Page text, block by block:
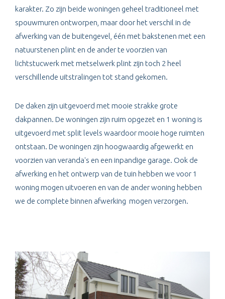
karakter. Zo zijn beide woningen geheel traditioneel met
spouwmuren ontworpen, maar door het verschil in de
afwerking van de buitengevel, één met bakstenen met een
natuurstenen plint en de ander te voorzien van
lichtstucwerk met metselwerk plint zijn toch 2 heel
verschillende uitstralingen tot stand gekomen.
De daken zijn uitgevoerd met mooie strakke grote
dakpannen. De woningen zijn ruim opgezet en 1 woning is
uitgevoerd met split levels waardoor mooie hoge ruimten
ontstaan. De woningen zijn hoogwaardig afgewerkt en
voorzien van veranda's en een inpandige garage. Ook de
afwerking en het ontwerp van de tuin hebben we voor 1
woning mogen uitvoeren en van de ander woning hebben
we de complete binnen afwerking mogen verzorgen.